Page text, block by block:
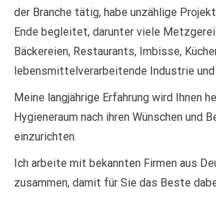
der Branche tätig, habe unzählige
Ende begleitet, darunter viele
Bäckereien, Restaurants, Imbisse,
lebensmittelverarbeitende Industrie
Meine langjährige Erfahrung wird Ihnen
Hygieneraum nach ihren Wünschen und
einzurichten.
Ich arbeite mit bekannten Firmen aus
zusammen, damit für Sie das Beste